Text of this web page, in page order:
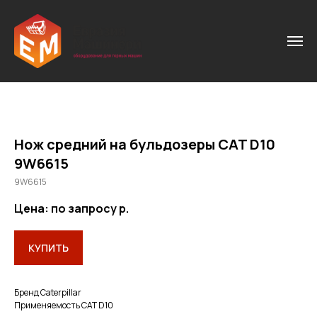
Нож средний на бульдозеры CAT D10
9W6615
9W6615
Цена: по запросур.
КУПИТЬ
Бренд Caterpillar
Применяемость САТ D10